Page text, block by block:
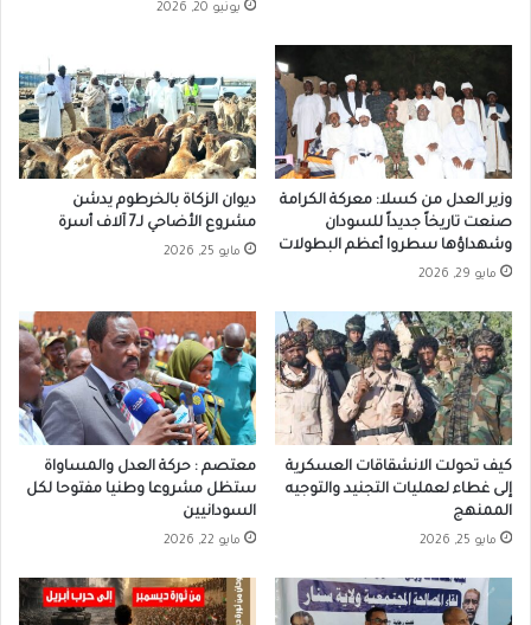
يونيو 20, 2026
وزير العدل من كسلا: معركة الكرامة
صنعت تاريخاً جديداً للسودان
وشهداؤها سطروا أعظم البطولات
مايو 29, 2026
ديوان الزكاة بالخرطوم يدشن
مشروع الأضاحي لـ7 آلاف أسرة
مايو 25, 2026
كيف تحولت الانشقاقات العسكرية
إلى غطاء لعمليات التجنيد والتوجيه
الممنهج
مايو 25, 2026
معتصم : حركة العدل والمساواة
ستظل مشروعا وطنيا مفتوحا لكل
السودانيين
مايو 22, 2026